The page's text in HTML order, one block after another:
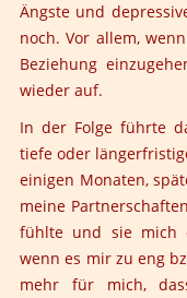
Ängste und
noch. Vor allem,
Beziehung
wieder auf.
In der Folge führte
tiefe oder
einigen Monaten,
meine
fühlte und sie mich
wenn es mir zu eng
mehr für mich,